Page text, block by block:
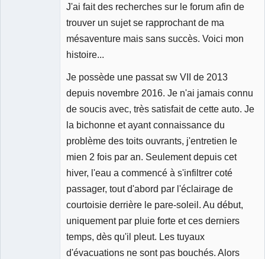
J'ai fait des recherches sur le forum afin de
trouver un sujet se rapprochant de ma
mésaventure mais sans succès. Voici mon
histoire...
Je possède une passat sw VII de 2013
depuis novembre 2016. Je n'ai jamais connu
de soucis avec, très satisfait de cette auto. Je
la bichonne et ayant connaissance du
problème des toits ouvrants, j'entretien le
mien 2 fois par an. Seulement depuis cet
hiver, l'eau a commencé à s'infiltrer coté
passager, tout d'abord par l'éclairage de
courtoisie derrière le pare-soleil. Au début,
uniquement par pluie forte et ces derniers
temps, dès qu'il pleut. Les tuyaux
d'évacuations ne sont pas bouchés. Alors